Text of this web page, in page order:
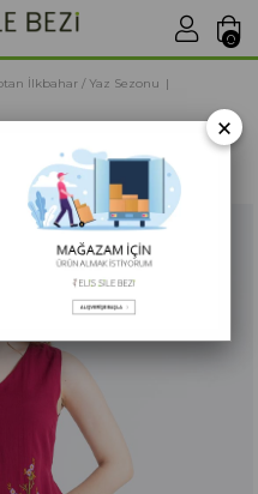
0
İlkbahar / Yaz Sezonu
Elbise Bordo
×